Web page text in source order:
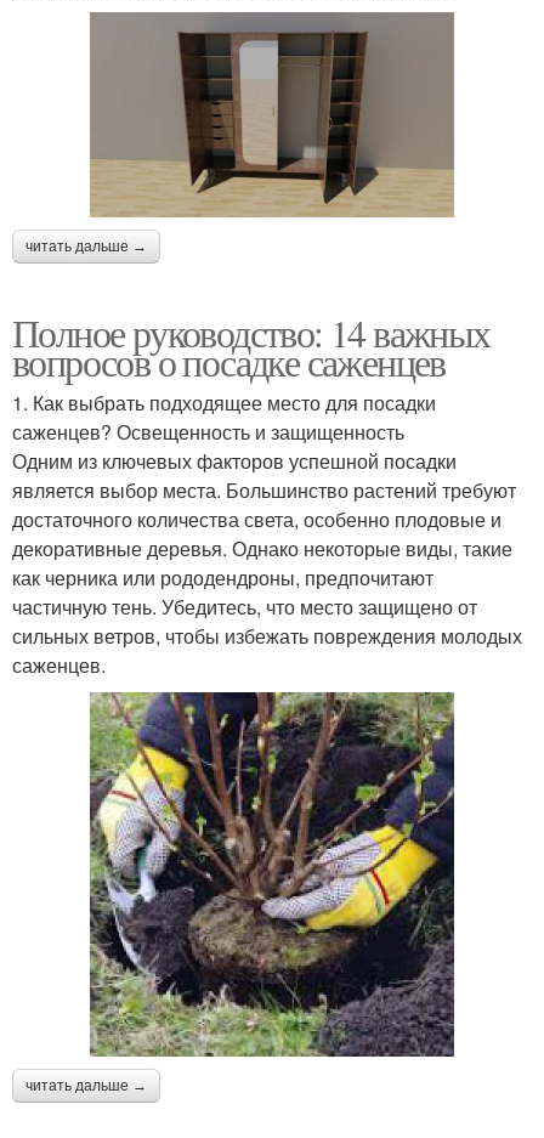
читать дальше →
Полное руководство: 14 важных
вопросов о посадке саженцев
1. Как выбрать подходящее место для посадки
саженцев? Освещенность и защищенность
Одним из ключевых факторов успешной посадки
является выбор места. Большинство растений требуют
достаточного количества света, особенно плодовые и
декоративные деревья. Однако некоторые виды, такие
как черника или рододендроны, предпочитают
частичную тень. Убедитесь, что место защищено от
сильных ветров, чтобы избежать повреждения молодых
саженцев.
читать дальше →